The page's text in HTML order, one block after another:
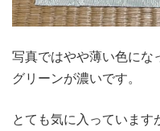
写真ではやや薄い色にな
グリーンが濃いです。
とても気に入っています